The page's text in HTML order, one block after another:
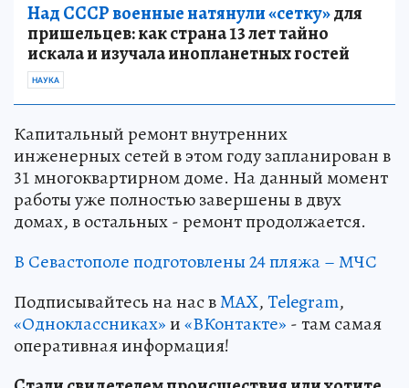
Над СССР военные натянули «сетку»для
пришельцев: как страна 13 лет тайно
искала и изучала инопланетных гостей
НАУКА
Капитальный ремонт внутренних
инженерных сетей в этом году запланирован в
31 многоквартирном доме. На данный момент
работы уже полностью завершены в двух
домах, в остальных - ремонт продолжается.
В Севастополе подготовлены 24 пляжа – МЧС
Подписывайтесь на нас вMAX,Telegram,
«Одноклассниках»и«ВКонтакте» - там самая
оперативная информация!